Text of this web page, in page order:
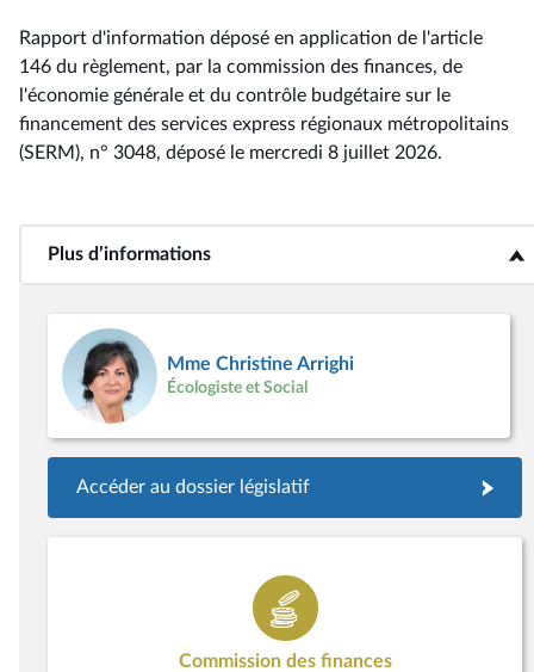
Rapport d'information déposé en application de l'article
146 du règlement, par la commission des finances, de
l'économie générale et du contrôle budgétaire sur le
financement des services express régionaux métropolitains
(SERM), n° 3048, déposé le mercredi 8 juillet 2026.
Plus d’informations<b>Plus d’informations</b>
Mme Christine Arrighi
Écologiste et Social
Accéder au dossier législatif
Commission des finances